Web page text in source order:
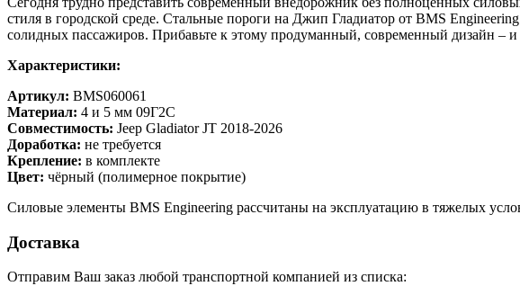
стиля в городской среде. Стальные пороги на Джип Гладиатор от BMS
солидных пассажиров. Прибавьте к этому продуманный, современный дизайн –
Характеристики:
Артикул: BMS060061
Материал: 4 и 5 мм 09Г2С
Совместимость: Jeep Gladiator JT 2018-2026
Доработка: не требуется
Крепление: в комплекте
Цвет: чёрный (полимерное покрытие)
Силовые элементы BMS Engineering рассчитаны на эксплуатацию в тяжелых
Доставка
Отправим Ваш заказ любой транспортной компанией из списка: